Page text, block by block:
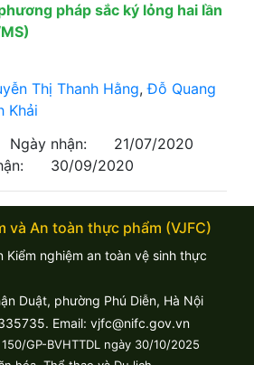
pháp sắc ký lỏng hai lần
Thị Thanh Hằng,Đỗ Quang
Khải
Ngày nhận:
21/07/2020
30/09/2020
và An toàn thực phẩm (VJFC)
Kiểm nghiệm an toàn vệ sinh thực
Duật, phường Phú Diễn, Hà Nội
Email: vjfc@nifc.gov.vn
GP-BVHTTDL ngày 30/10/2025